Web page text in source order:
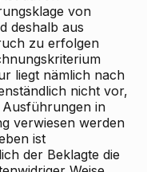
von
deshalb aus
zu erfolgen
liegt nämlich nach
nicht vor,
in
verwiesen werden
ist
der Beklagte die